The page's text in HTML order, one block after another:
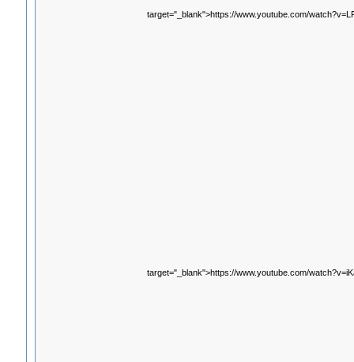
target="_blank">https://www.youtube.com/
target="_blank">https://www.youtube.com/